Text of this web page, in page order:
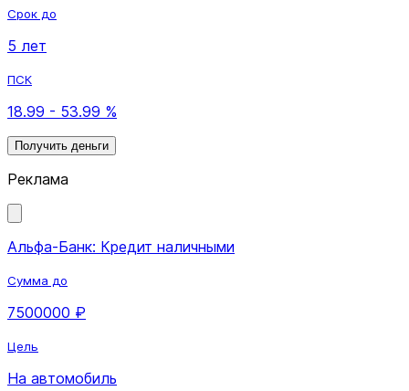
Срок до
5 лет
ПСК
18.99 - 53.99 %
Получить деньги
Реклама
Альфа-Банк: Кредит наличными
Сумма до
7500000 ₽
Цель
На автомобиль